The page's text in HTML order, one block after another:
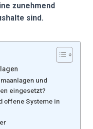
zunehmend
sind.
und
eingesetzt?
offene Systeme in